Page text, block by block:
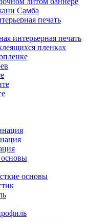
Самба
печать
интерьерная печать
пленках
основы
основы